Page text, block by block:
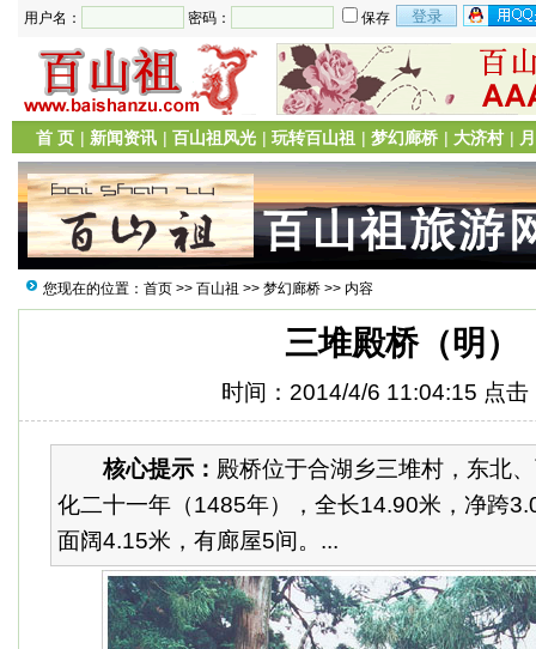
用户名： 密码： 保存
首 页 | 新闻资讯 | 百山祖风光 | 玩转百山祖 | 梦幻廊桥 | 大济村 |
您现在的位置： 首页 >> 百山祖 >> 梦幻廊桥 >> 内容
三堆殿桥（明）
时间：2014/4/6 11:04:15 点击
核心提示： 殿桥位于合湖乡三堆村，东北
化二十一年（1485年），全长14.90米，净跨
面阔4.15米，有廊屋5间。...